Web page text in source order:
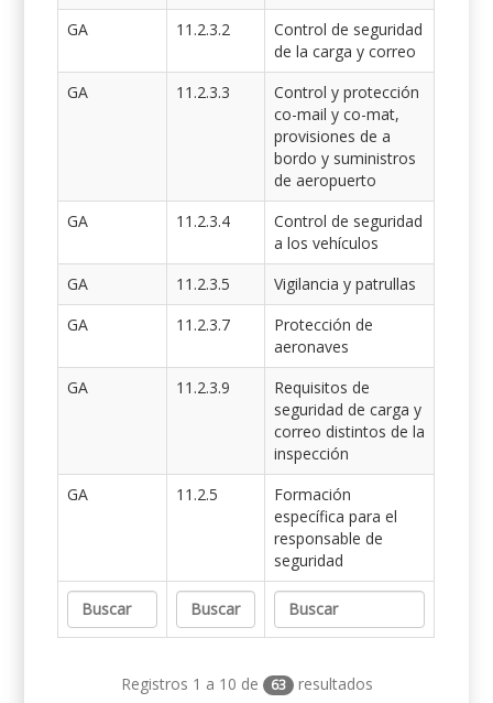
GA
11.2.3.2
Control de seguridad
de la carga y correo
GA
11.2.3.3
Control y protección
co-mail y co-mat,
provisiones de a
bordo y suministros
de aeropuerto
GA
11.2.3.4
Control de seguridad
a los vehículos
GA
11.2.3.5
Vigilancia y patrullas
GA
11.2.3.7
Protección de
aeronaves
GA
11.2.3.9
Requisitos de
seguridad de carga y
correo distintos de la
inspección
GA
11.2.5
Formación
específica para el
responsable de
seguridad
Registros 1 a 10 de 63 resultados